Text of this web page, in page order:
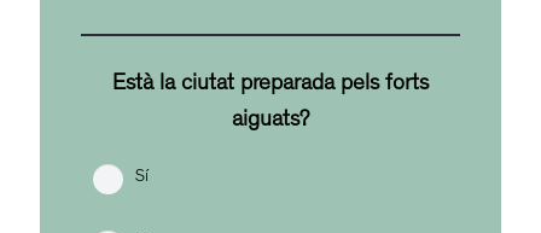
Està la ciutat preparada pels forts
aiguats?
Sí